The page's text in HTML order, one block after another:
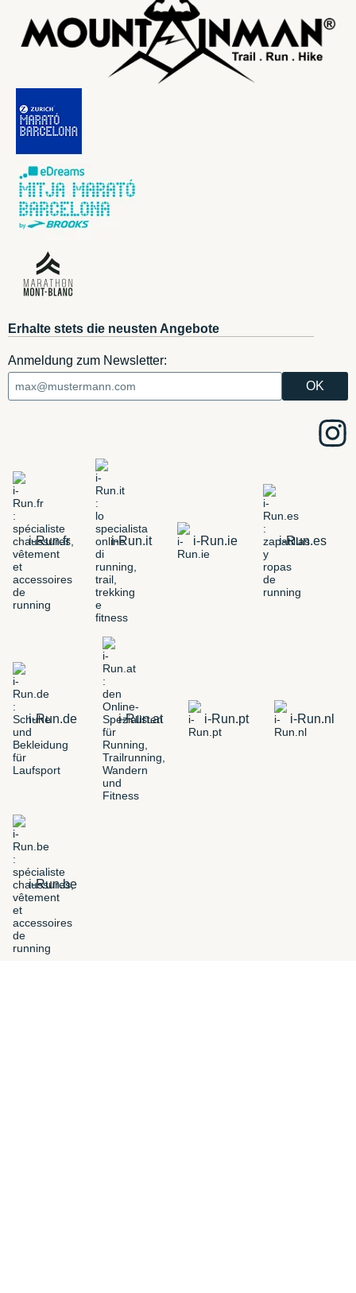
Erhalte stets die neusten Angebote
Anmeldung zum Newsletter:
i-Run.fr i-Run.it i-Run.ie i-Run.es
i-Run.de i-Run.at i-Run.pt i-Run.nl
i-Run.be